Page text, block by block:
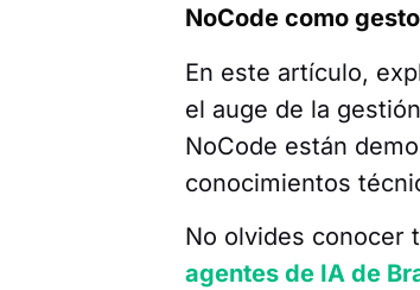
NoCode como
En este artículo,
el auge de la
NoCode están
conocimientos
No olvides conocer
agentes de IA de